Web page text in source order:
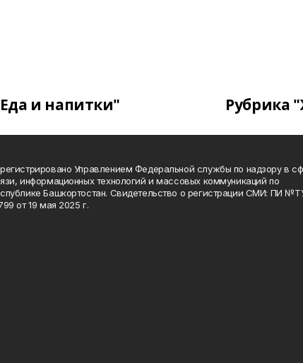
и напитки" Рубрика
Управлением Федеральной службы по надзору в
информационных технологий и массовых коммуникаций по
Башкортостан. Свидетельство о регистрации СМИ: ПИ
от 19 мая 2025 г.